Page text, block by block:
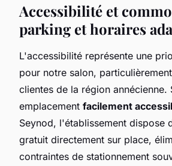
Accessibilité et
parking et horaires
L'accessibilité représente une
pour notre salon,
clientes de la région annécienne.
emplacement facilement
Seynod, l'établissement dispose
gratuit directement sur place,
contraintes de stationnement